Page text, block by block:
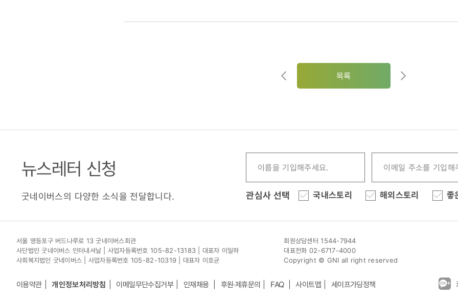
목록
뉴스레터 신청
굿네이버스의 다양한 소식을 전달합니다. 관심사 선택 국내스토리 해외스토리 좋
서울 영등포구 버드나루로 13 굿네이버스회관
사단법인 굿네이버스 인터내셔날 | 사업자등록번호 105-82-13183 | 대표자 이일하
사회복지법인 굿네이버스 | 사업자등록번호 105-82-10319 | 대표자 이호균
회원상담센터 1544-7944
대표전화 02-6717-4000
Copyright © GNI all right reserved
이용약관 개인정보처리방침 이메일무단수집거부 인재채용 후원·제휴문의 FAQ 사이트맵 세이프가딩정책